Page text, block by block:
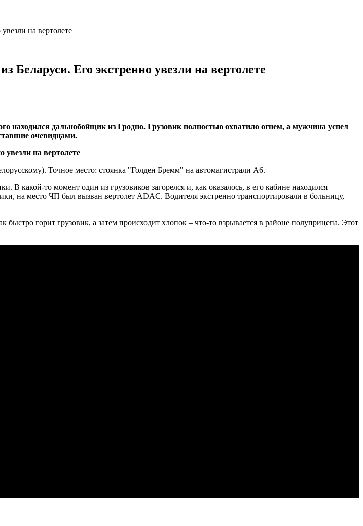
на вертолете
Беларуси. Его экстренно увезли на вертолете
находился дальнобойщик из Гродно. Грузовик полностью охватило огнем, а мужчина успел
очевидцами.
Точное место: стоянка "Голден Бремм" на автомагистрали А6.
какой-то момент один из грузовиков загорелся и, как оказалось, в его кабине находился
на место ЧП был вызван вертолет ADAC. Водителя экстренно транспортировали в больницу, –
горит грузовик, а затем происходит хлопок – что-то взрывается в районе полуприцепа. Этот